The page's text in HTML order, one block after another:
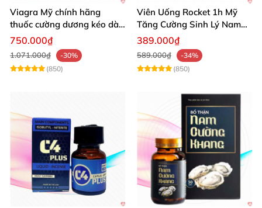
Viagra Mỹ chính hãng
thuốc cường dương kéo dài
thời gian hiệu quả cho Nam
750.000₫
1.071.000₫
-30%
(850)
Viên Uống Rocket 1h Mỹ
Tăng Cường Sinh Lý Nam
Hỗ Trợ Mạnh
389.000₫
589.000₫
-34%
(850)